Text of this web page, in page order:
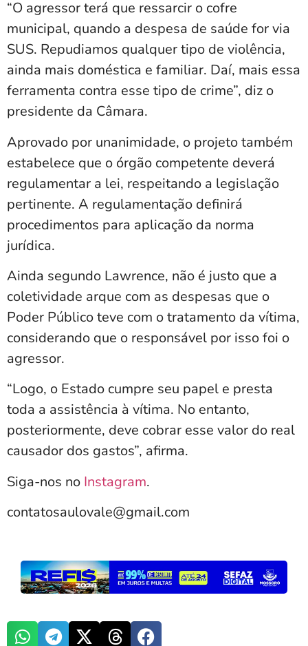
“O agressor terá que ressarcir o cofre
municipal, quando a despesa de saúde for via
SUS. Repudiamos qualquer tipo de violência,
ainda mais doméstica e familiar. Daí, mais essa
ferramenta contra esse tipo de crime”, diz o
presidente da Câmara.
Aprovado por unanimidade, o projeto também
estabelece que o órgão competente deverá
regulamentar a lei, respeitando a legislação
pertinente. A regulamentação definirá
procedimentos para aplicação da norma
jurídica.
Ainda segundo Lawrence, não é justo que a
coletividade arque com as despesas que o
Poder Público teve com o tratamento da vítima,
considerando que o responsável por isso foi o
agressor.
“Logo, o Estado cumpre seu papel e presta
toda a assistência à vítima. No entanto,
posteriormente, deve cobrar esse valor do real
causador dos gastos”, afirma.
Siga-nos no Instagram.
contatosaulovale@gmail.com